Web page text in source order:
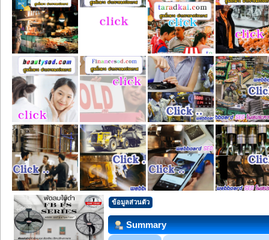
ข้อมูลส่วนตัว
Summary